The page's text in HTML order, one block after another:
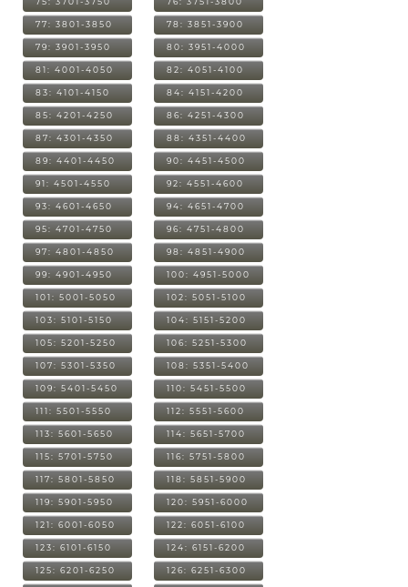
77: 3801-3850 78: 3851-3900
79: 3901-3950 80: 3951-4000
81: 4001-4050 82: 4051-4100
83: 4101-4150 84: 4151-4200
85: 4201-4250 86: 4251-4300
87: 4301-4350 88: 4351-4400
89: 4401-4450 90: 4451-4500
91: 4501-4550 92: 4551-4600
93: 4601-4650 94: 4651-4700
95: 4701-4750 96: 4751-4800
97: 4801-4850 98: 4851-4900
99: 4901-4950 100: 4951-5000
101: 5001-5050 102: 5051-5100
103: 5101-5150 104: 5151-5200
105: 5201-5250 106: 5251-5300
107: 5301-5350 108: 5351-5400
109: 5401-5450 110: 5451-5500
111: 5501-5550 112: 5551-5600
113: 5601-5650 114: 5651-5700
115: 5701-5750 116: 5751-5800
117: 5801-5850 118: 5851-5900
119: 5901-5950 120: 5951-6000
121: 6001-6050 122: 6051-6100
123: 6101-6150 124: 6151-6200
125: 6201-6250 126: 6251-6300